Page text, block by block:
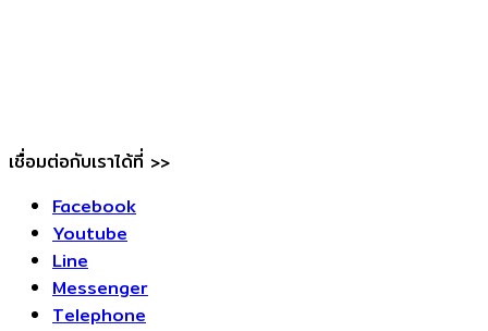
เชื่อมต่อกับเราได้ที่ >>
Facebook
Youtube
Line
Messenger
Telephone